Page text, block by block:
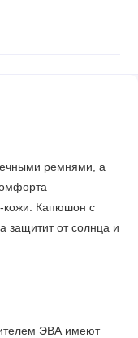
ремнями, а
кожи. Капюшон с
защитит от солнца и
ЭВА имеют